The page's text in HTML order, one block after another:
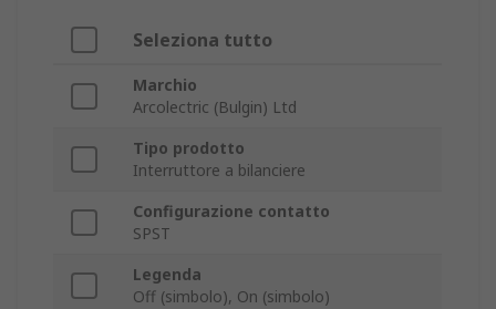
Seleziona tutto
Marchio
Arcolectric (Bulgin) Ltd
Tipo prodotto
Interruttore a bilanciere
Configurazione contatto
SPST
Legenda
Off (simbolo), On (simbolo)